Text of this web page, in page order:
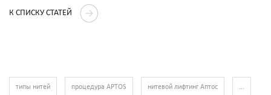
К СПИСКУ СТАТЕЙ
типы нитей процедура APTOS нитевой лифтинг Аптос ...